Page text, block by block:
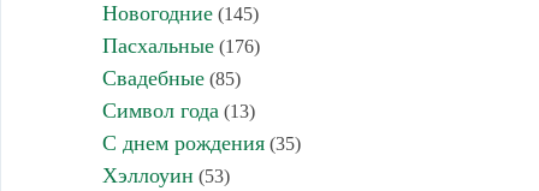
Новогодние(145)
Пасхальные(176)
Свадебные(85)
Символ года (13)
С днем рождения(35)
Хэллоуин (53)